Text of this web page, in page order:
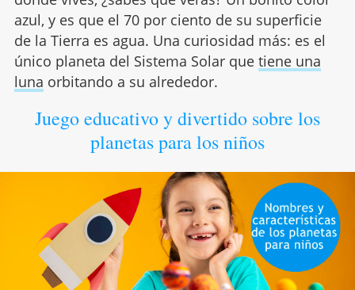
azul, y es que el 70 por ciento de su superficie
de la Tierra es agua. Una curiosidad más: es el
único planeta del Sistema Solar que tiene una
luna orbitando a su alrededor.
Juego educativo y divertido sobre los
planetas para los niños